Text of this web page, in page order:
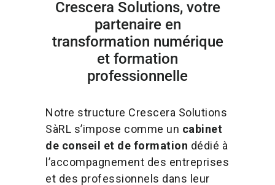
Crescera Solutions, votre
partenaire en
transformation numérique
et formation
professionnelle
Notre structure Crescera Solutions
SàRL s’impose comme un cabinet
de conseil et de formation dédié à
l’accompagnement des entreprises
et des professionnels dans leur